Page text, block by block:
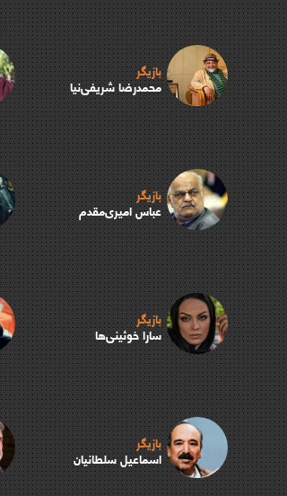
بازیگر
محمدرضا شریفی‌نیا
بازیگر
عباس امیری‌مقدم
بازیگر
سارا خوئینی‌ها
بازیگر
اسماعیل سلطانیان